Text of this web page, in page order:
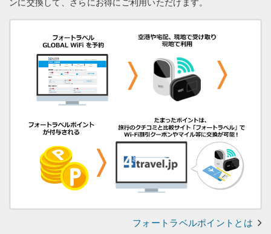
ンに交換して、さらにお得にご利用いただけます。
フォートラベルポイントとは